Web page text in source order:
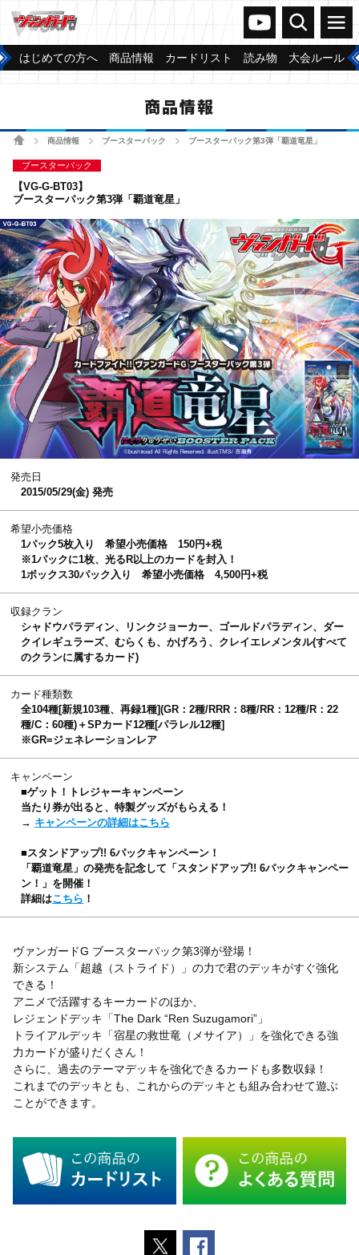
ヴァンガードch
検索 メニュー
はじめての方へ 商品情報 カードリスト 読み物 大会ルール
商品情報
ホーム商品情報 ブースターパック ブースターパック第3弾「覇道竜星」
ブースターパック
【VG-G-BT03】
ブースターパック第3弾「覇道竜星」
発売日
2015/05/29(金) 発売
希望小売価格
1パック5枚入り 希望小売価格 150円+税
※1パックに1枚、光るR以上のカードを封入！
1ボックス30パック入り 希望小売価格 4,500円+税
収録クラン
シャドウパラディン、リンクジョーカー、ゴールドパラディン、ダー
クイレギュラーズ、むらくも、かげろう、クレイエレメンタル(すべて
のクランに属するカード)
カード種類数
全104種[新規103種、再録1種](GR：2種/RRR：8種/RR：12種/R：22
種/C：60種)＋SPカード12種[パラレル12種]
※GR=ジェネレーションレア
キャンペーン
■ゲット！トレジャーキャンペーン
当たり券が出ると、特製グッズがもらえる！
→ キャンペーンの詳細はこちら
■スタンドアップ!! 6パックキャンペーン！
「覇道竜星」の発売を記念して「スタンドアップ!! 6パックキャンペー
ン！」を開催！
詳細はこちら ！
ヴァンガードG ブースターパック第3弾が登場！
新システム「超越（ストライド）」の力で君のデッキがすぐ強化
できる！
アニメで活躍するキーカードのほか、
レジェンドデッキ「The Dark “Ren Suzugamori”」
トライアルデッキ「宿星の救世竜（メサイア）」を強化できる強
力カードが盛りだくさん！
さらに、過去のテーマデッキを強化できるカードも多数収録！
これまでのデッキとも、これからのデッキとも組み合わせて遊ぶ
ことができます。
ポストする